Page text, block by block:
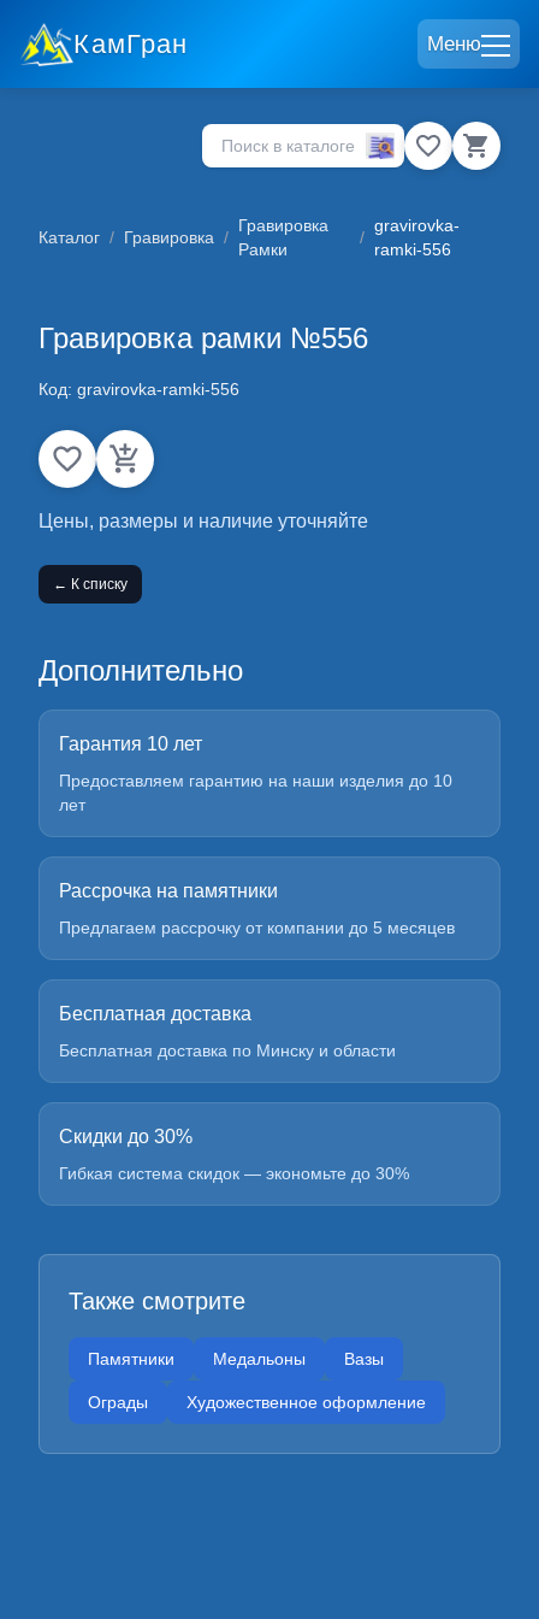
КамГран Меню
Каталог / Гравировка /
Гравировка
Рамки
/
gravirovka-
ramki-556
Гравировка рамки №556
Код: gravirovka-ramki-556
Цены, размеры и наличие уточняйте
← К списку
Дополнительно
Гарантия 10 лет
Предоставляем гарантию на наши изделия до 10
лет
Рассрочка на памятники
Предлагаем рассрочку от компании до 5 месяцев
Бесплатная доставка
Бесплатная доставка по Минску и области
Скидки до 30%
Гибкая система скидок — экономьте до 30%
Также смотрите
Памятники Медальоны Вазы
Ограды Художественное оформление